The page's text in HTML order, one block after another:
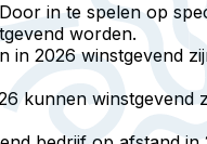
in te spelen op
worden.
in 2026 winstgevend
kunnen